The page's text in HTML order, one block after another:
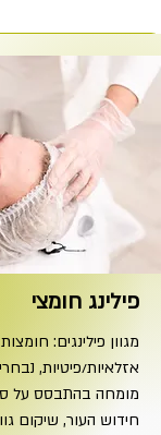
פילינג חומצי
מגוון פילינגים: חומצות
מומחה בהתבסס על
חידוש העור, שיקום